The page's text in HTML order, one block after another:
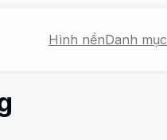
Hình nềnDanh mục